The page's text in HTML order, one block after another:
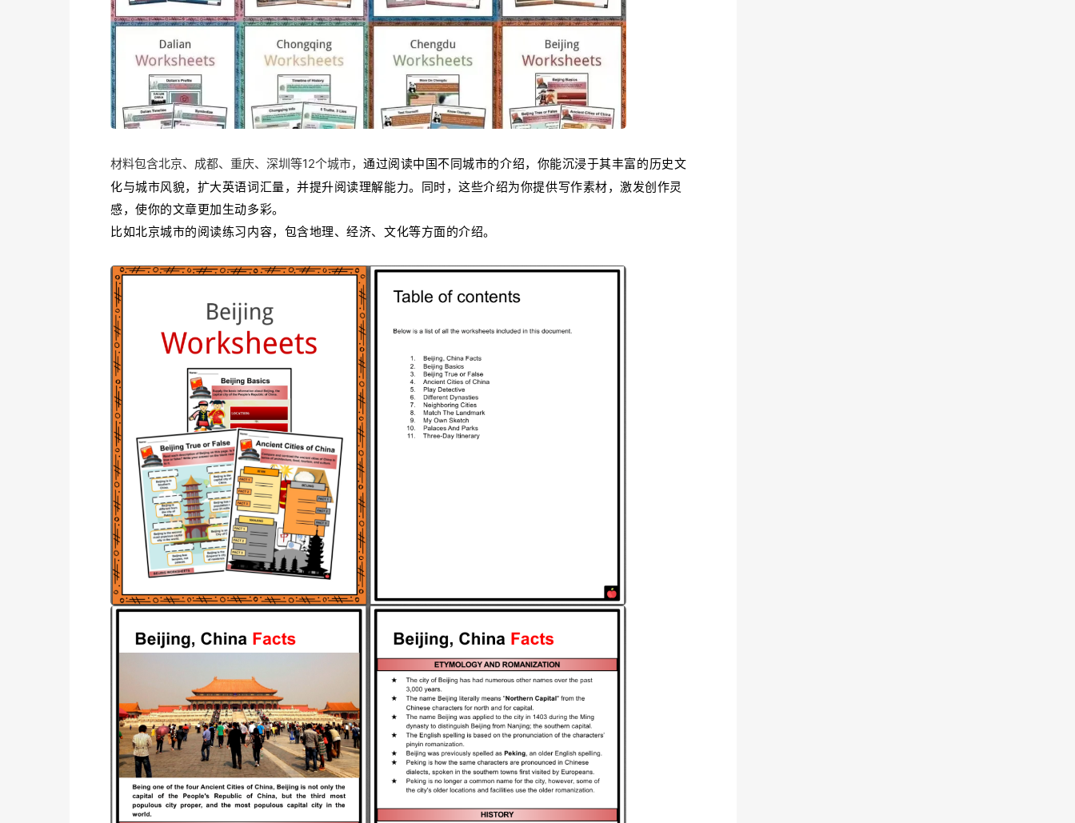
材料包含北京、成都、重庆、深圳等12个城市， 通过阅读中国不同城市的介绍，你能沉浸于其丰富的历史文
化与城市风貌，扩大英语词汇量，并提升阅读理解能力。同时，这些介绍为你提供写作素材，激发创作灵
感，使你的文章更加生动多彩。
比如北京城市的阅读练习内容，包含地理、经济、文化等方面的介绍。